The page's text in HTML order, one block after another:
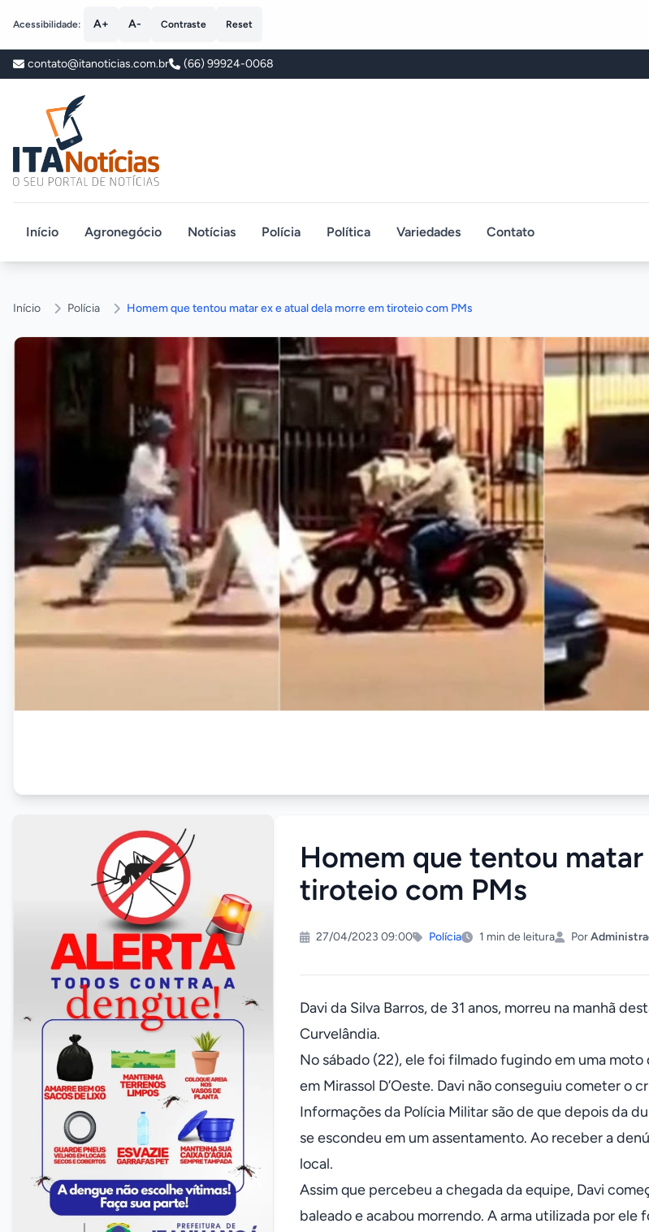
Acessibilidade: A+ A- Contraste Reset
contato@itanoticias.com.br (66) 99924-0068
ITA Notícias
Início Agronegócio Notícias Polícia Política Variedades Contato
Início Polícia Homem que tentou matar ex e atual dela morre em tiroteio com PMs
Homem que tentou
tiroteio com PMs
27/04/2023 09:00 Polícia 1 min de leitura Por
Davi da Silva Barros, de 31 anos, morreu na manhã
Curvelândia.
No sábado (22), ele foi filmado fugindo em uma
em Mirassol D’Oeste. Davi não conseguiu cometer o
Informações da Polícia Militar são de que depois da
se escondeu em um assentamento. Ao receber a
local.
Assim que percebeu a chegada da equipe, Davi
baleado e acabou morrendo. A arma utilizada por ele